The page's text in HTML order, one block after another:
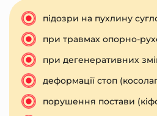
підозри на пухлину
при травмах опорно-
при дегенеративних
деформації стоп
порушення постави